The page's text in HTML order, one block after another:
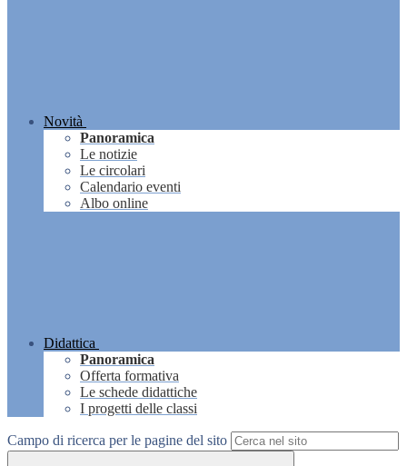
Novità
Panoramica
Le notizie
Le circolari
Calendario eventi
Albo online
Didattica
Panoramica
Offerta formativa
Le schede didattiche
I progetti delle classi
Campo di ricerca per le pagine del sito